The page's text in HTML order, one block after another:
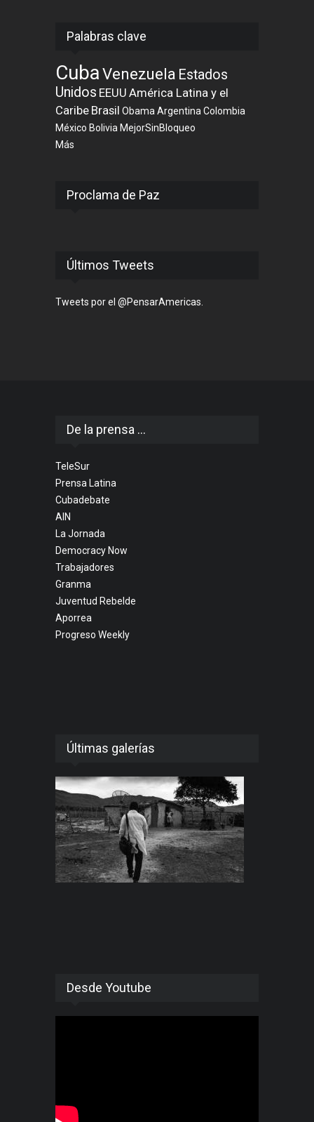
Palabras clave
CubaVenezuela Estados
Unidos EEUU América Latina y el
Caribe Brasil Obama Argentina Colombia
México Bolivia MejorSinBloqueo
Más
Proclama de Paz
Últimos Tweets
Tweets por el @PensarAmericas.
De la prensa ...
TeleSur
Prensa Latina
Cubadebate
AIN
La Jornada
Democracy Now
Trabajadores
Granma
Juventud Rebelde
Aporrea
Progreso Weekly
Últimas galerías
Desde Youtube